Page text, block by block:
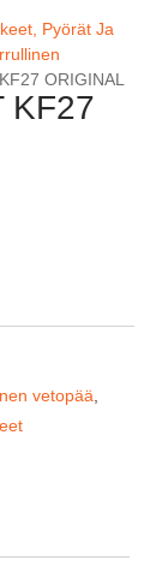
Pyörät Ja
ORIGINAL
KF27
vetopää